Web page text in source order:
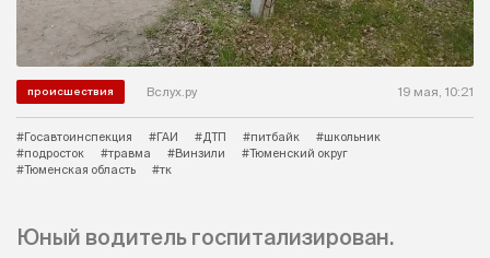
происшествия Вслух.ру 19 мая, 10:21
#Госавтоинспекция #ГАИ #ДТП #питбайк
#школьник
#подросток
#травма #Винзили
#Тюменский округ
#Тюменская область
#тк
Юный водитель госпитализирован.